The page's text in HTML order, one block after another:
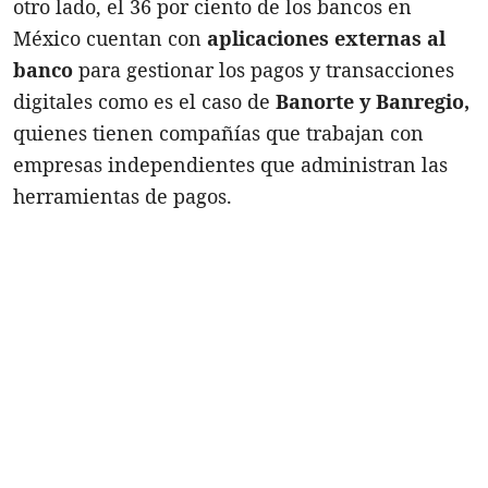
otro lado, el 36 por ciento de los bancos en
México cuentan con aplicaciones externas al
banco para gestionar los pagos y transacciones
digitales como es el caso de Banorte y Banregio,
quienes tienen compañías que trabajan con
empresas independientes que administran las
herramientas de pagos.